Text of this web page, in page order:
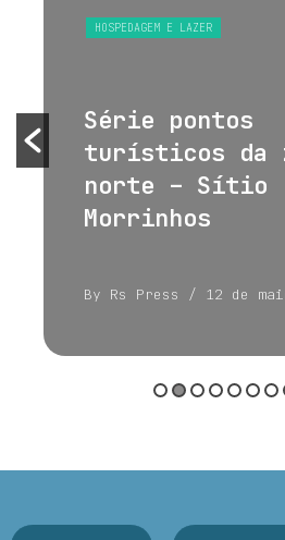
HOSPEDAGEM E LAZER
Série pontos
turísticos da
norte – Sítio
Morrinhos
By Rs Press / 12 de